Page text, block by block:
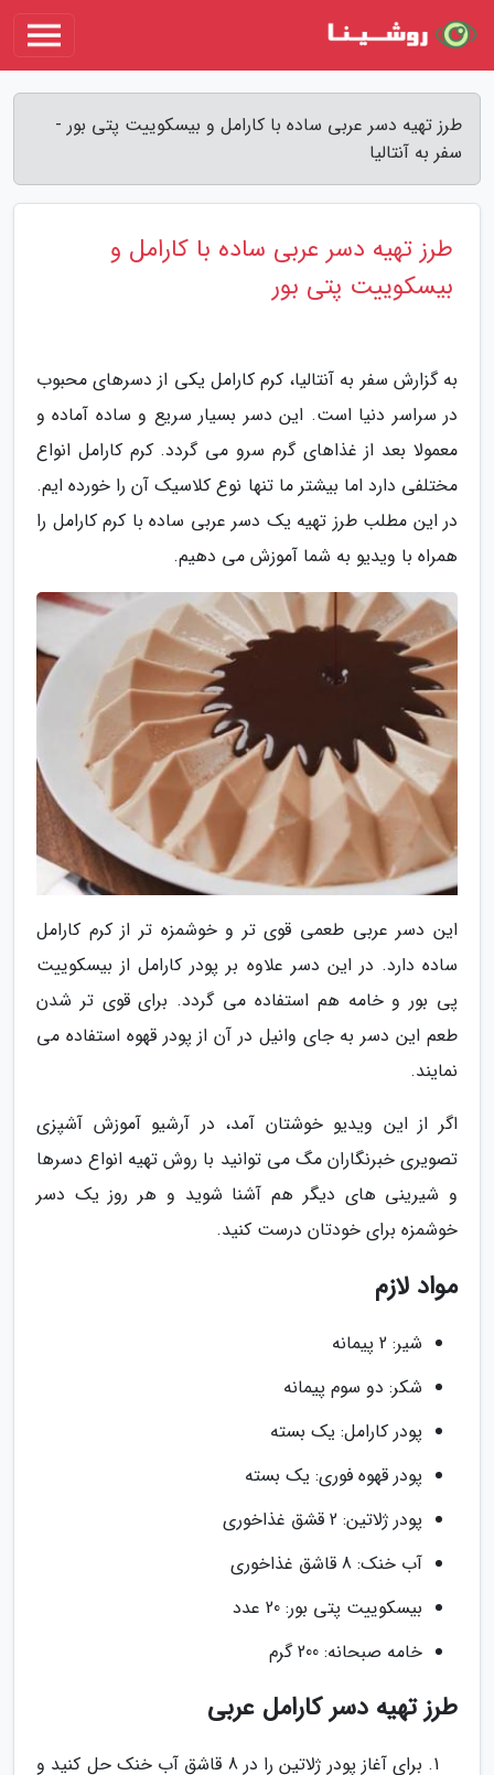
طرز تهیه دسر عربی ساده با کارامل و بیسکوییت پتی بور -
سفر به آنتالیا
طرز تهیه دسر عربی ساده با کارامل و
بیسکوییت پتی بور
به گزارش سفر به آنتالیا، کرم کارامل یکی از دسرهای محبوب
در سراسر دنیا است. این دسر بسیار سریع و ساده آماده و
معمولا بعد از غذاهای گرم سرو می گردد. کرم کارامل انواع
مختلفی دارد اما بیشتر ما تنها نوع کلاسیک آن را خورده ایم.
در این مطلب طرز تهیه یک دسر عربی ساده با کرم کارامل را
همراه با ویدیو به شما آموزش می دهیم.
این دسر عربی طعمی قوی تر و خوشمزه تر از کرم کارامل
ساده دارد. در این دسر علاوه بر پودر کارامل از بیسکوییت
پی بور و خامه هم استفاده می گردد. برای قوی تر شدن
طعم این دسر به جای وانیل در آن از پودر قهوه استفاده می
نمایند.
اگر از این ویدیو خوشتان آمد، در آرشیو آموزش آشپزی
تصویری خبرنگاران مگ می توانید با روش تهیه انواع دسرها
و شیرینی های دیگر هم آشنا شوید و هر روز یک دسر
خوشمزه برای خودتان درست کنید.
مواد لازم
شیر: 2 پیمانه
شکر: دو سوم پیمانه
پودر کارامل: یک بسته
پودر قهوه فوری: یک بسته
پودر ژلاتین: 2 قشق غذاخوری
آب خنک: 8 قاشق غذاخوری
بیسکوییت پتی بور: 20 عدد
خامه صبحانه: 200 گرم
طرز تهیه دسر کارامل عربی
برای آغاز پودر ژلاتین را در 8 قاشق آب خنک حل کنید و